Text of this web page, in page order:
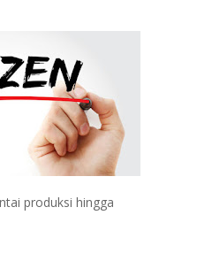
produksi hingga